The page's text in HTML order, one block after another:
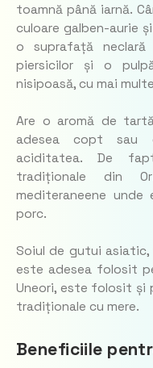
toamnă până iarnă.
culoare galben-aurie
o suprafață
piersicilor și o
nisipoasă, cu mai
Are o aromă de
adesea copt sau
aciditatea. De
tradiționale din
mediteraneene
porc.
Soiul de gutui asiatic,
este adesea folosit
Uneori, este folosit și
tradiționale cu mere.
Beneficiile